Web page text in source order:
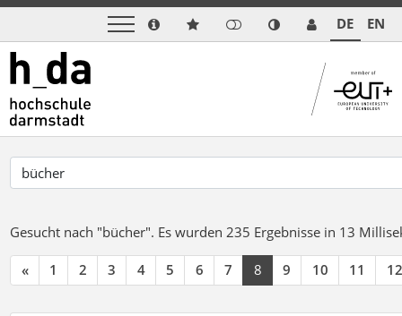
DE EN
Gesucht nach "bücher". Es wurden 235 Ergebnisse in 13
« 1 2 3 4 5 6 7 8 9 10 11 12